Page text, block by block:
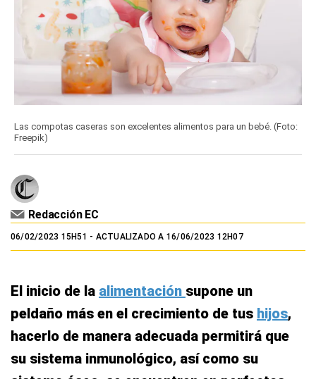
Las compotas caseras son excelentes alimentos para un bebé. (Foto:
Freepik)
Redacción EC
06/02/2023 15H51 - ACTUALIZADO A 16/06/2023 12H07
El inicio de la alimentación supone un
peldaño más en el crecimiento de tus hijos,
hacerlo de manera adecuada permitirá que
su sistema inmunológico, así como su